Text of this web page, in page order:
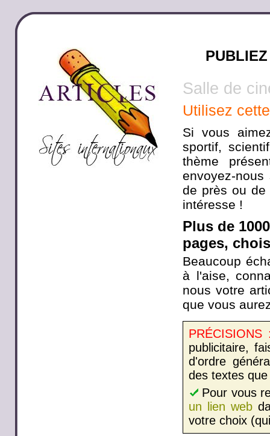
Salle de
Utilisez
Si vous
sportif,
thème
envoyez-
de près ou de
intéresse !
Plus de
pages,
Beaucoup
à l'aise,
nous votre
que vous
PRÉCISIONS
publicitaire,
d'ordre
des textes
Pour vous
un lien web
votre choix